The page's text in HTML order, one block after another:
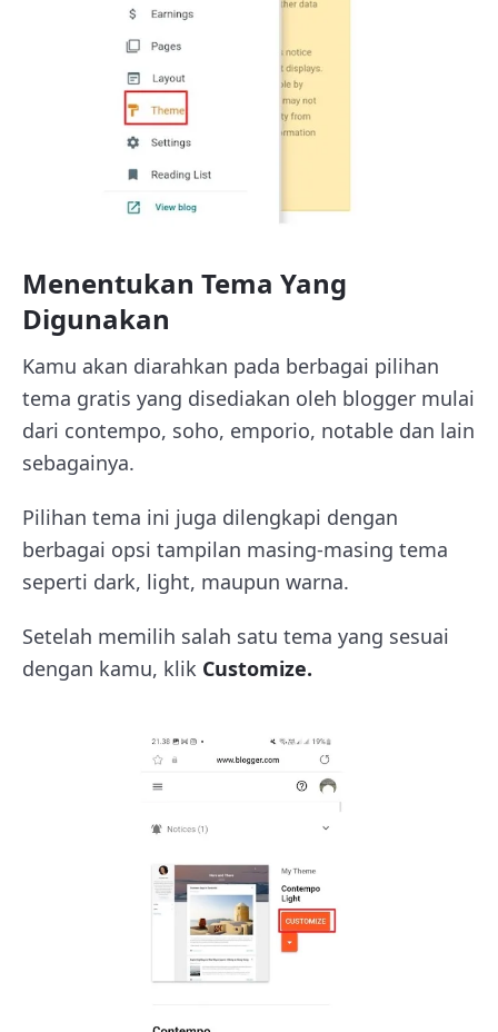
Menentukan Tema Yang
Digunakan
Kamu akan diarahkan pada berbagai pilihan
tema gratis yang disediakan oleh blogger mulai
dari contempo, soho, emporio, notable dan lain
sebagainya.
Pilihan tema ini juga dilengkapi dengan
berbagai opsi tampilan masing-masing tema
seperti dark, light, maupun warna.
Setelah memilih salah satu tema yang sesuai
dengan kamu, klik Customize.